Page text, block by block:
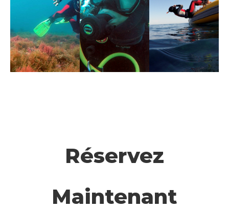
Réservez
Maintenant